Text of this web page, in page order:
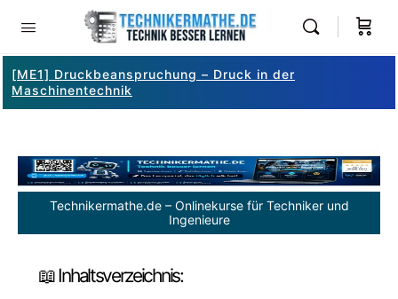
[ME1] Druckbeanspruchung – Druck in der
Maschinentechnik
Technikermathe.de – Onlinekurse für Techniker und
Ingenieure
📖 Inhaltsverzeichnis: